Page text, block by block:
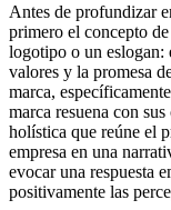
Antes de profundizar
primero el concepto
logotipo o un eslogan:
valores y la promesa
marca,
marca resuena con
holística que reúne el
empresa en una
evocar una respuesta
positivamente las